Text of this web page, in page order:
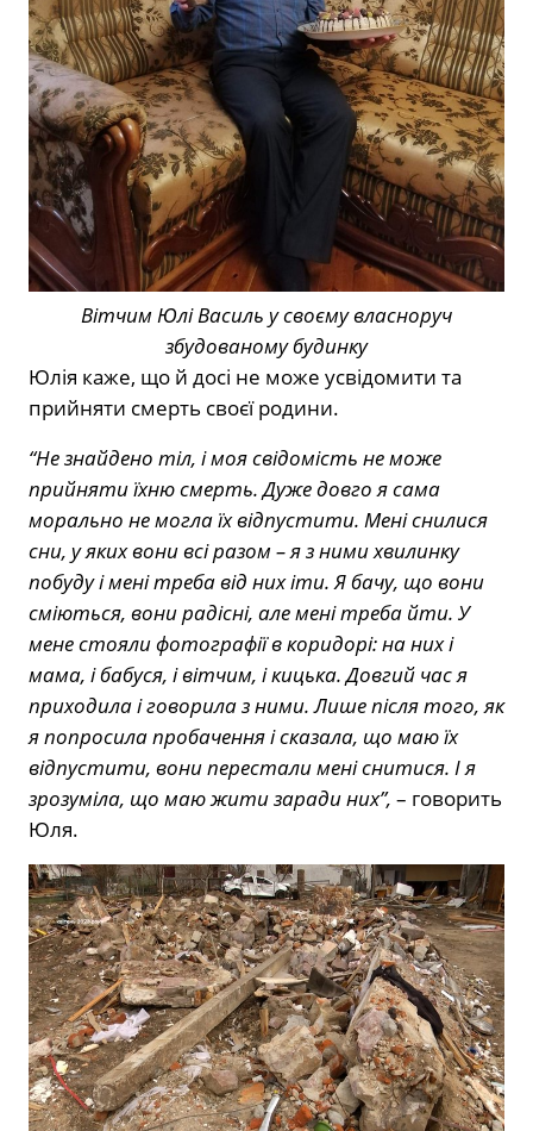
Вітчим Юлі Василь у своєму власноруч
збудованому будинку
Юлія каже, що й досі не може усвідомити та
прийняти смерть своєї родини.
“Не знайдено тіл, і моя свідомість не може
прийняти їхню смерть. Дуже довго я сама
морально не могла їх відпустити. Мені снилися
сни, у яких вони всі разом – я з ними хвилинку
побуду і мені треба від них іти. Я бачу, що вони
сміються, вони радісні, але мені треба йти. У
мене стояли фотографії в коридорі: на них і
мама, і бабуся, і вітчим, і кицька. Довгий час я
приходила і говорила з ними. Лише після того, як
я попросила пробачення і сказала, що маю їх
відпустити, вони перестали мені снитися. І я
зрозуміла, що маю жити заради них”, – говорить
Юля.